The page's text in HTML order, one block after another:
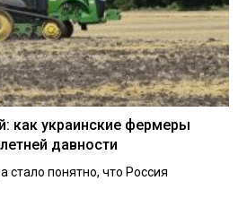
как украинские фермеры
давности
стало понятно, что Россия